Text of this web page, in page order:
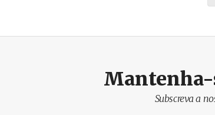
Subscreva a